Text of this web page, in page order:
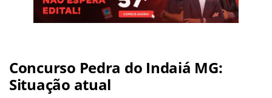
Concurso Pedra do Indaiá MG:
Situação atual